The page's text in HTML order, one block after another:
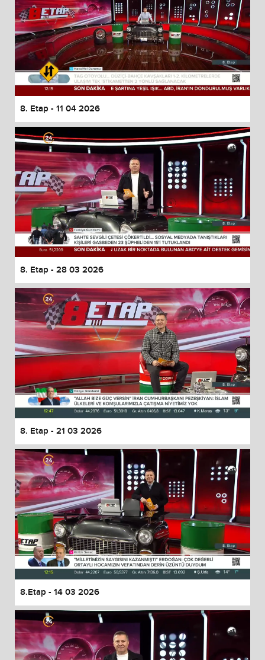
8. Etap - 11 04 2026
8. Etap - 28 03 2026
8. Etap - 21 03 2026
8.Etap - 14 03 2026